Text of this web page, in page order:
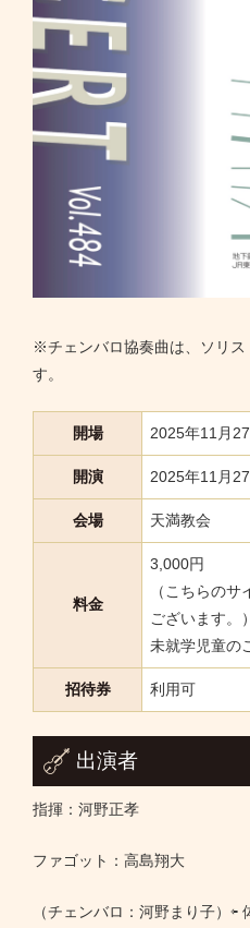
※チェンバロ協奏曲は、ソリ
す。
開場 2025年11月
開演 2025年11月
会場 天満教会
料金
3,000円
（こちらの
ございます。）
未就学児童の
招待券 利用可
出演者
指揮：河野正孝
ファゴット：高島翔大
（チェンバロ：河野まり子）⇦